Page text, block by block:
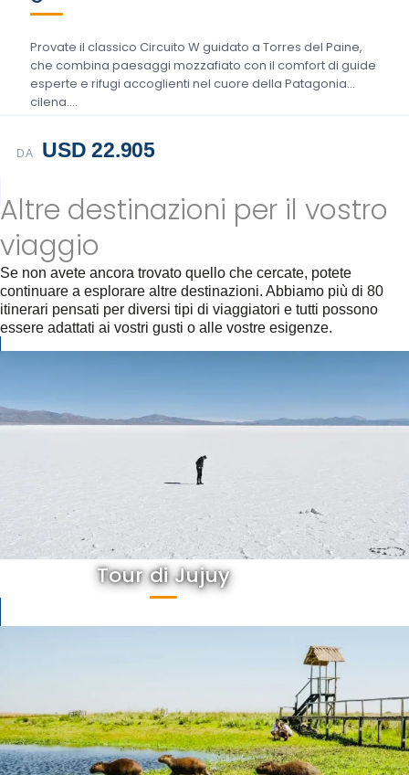
Provate il classico Circuito W guidato a Torres del Paine,
che combina paesaggi mozzafiato con il comfort di guide
esperte e rifugi accoglienti nel cuore della Patagonia
cilena....
DA USD 22.905
Altre destinazioni per il vostro
viaggio
Se non avete ancora trovato quello che cercate, potete
continuare a esplorare altre destinazioni. Abbiamo più di 80
itinerari pensati per diversi tipi di viaggiatori e tutti possono
essere adattati ai vostri gusti o alle vostre esigenze.
Tour di Jujuy